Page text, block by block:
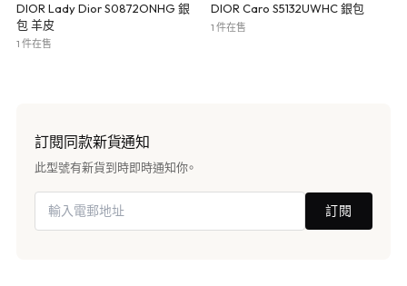
DIOR Lady Dior S0872ONHG 銀
包 羊皮
1 件在售
DIOR Caro S5132UWHC 銀包
1 件在售
訂閱同款新貨通知
此型號有新貨到時即時通知你。
訂閱